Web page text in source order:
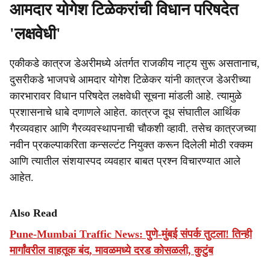
आमदार योगेश टिळेकरांची विधान परिषदेत
'लक्षवेधी'
एकीकडे कात्रज डेअरीमध्ये अंतर्गत राजकीय नाट्य सुरू असतानाच,
दुसरीकडे भाजपचे आमदार योगेश टिळेकर यांनी कात्रज डेअरीच्या
कारभारावर विधान परिषदेत लक्षवेधी सूचना मांडली आहे. त्यामुळे
प्रशासनाचे धाबे दणाणले आहेत. कात्रज दूध संघातील आर्थिक
गैरव्यवहार आणि गैरव्यवस्थापनाची चौकशी व्हावी. तसेच कात्रजच्या
नवीन प्रकल्पाकरिता कन्सल्टंट नियुक्त करून दिलेली मोठी रक्कम
आणि त्यातील संशयास्पद व्यवहार बाबत प्रश्न विचारण्यात आले
आहेत.
Also Read
Pune-Mumbai Traffic News: पुणे-मुंबई संपर्क तुटला! तिन्ही
मार्गांवरील वाहतूक बंद, मावळमध्ये दरड कोसळली, कुटुंब